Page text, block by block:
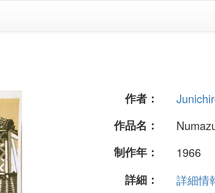
作者：
作品名：
制作年：
1966
詳細：
詳細情